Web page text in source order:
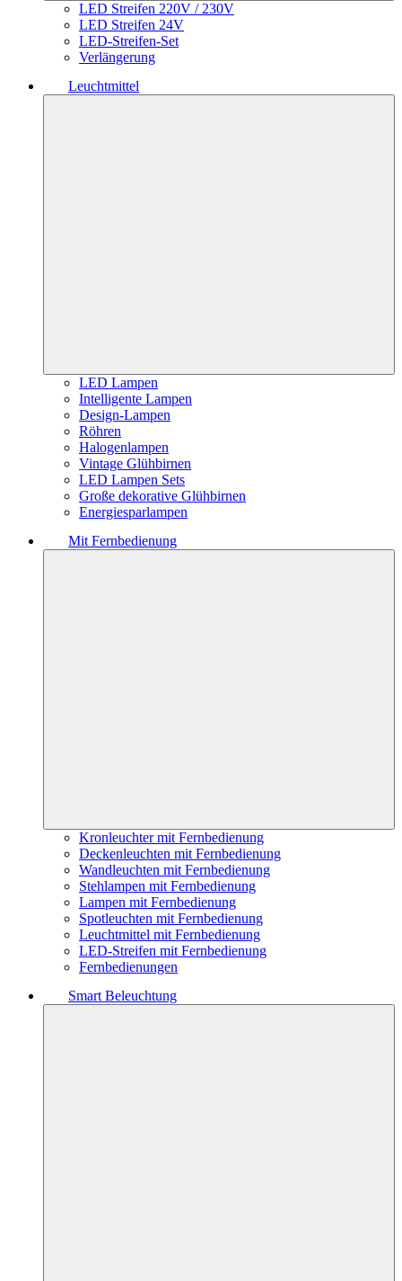
LED Streifen 220V / 230V
LED Streifen 24V
LED-Streifen-Set
Verlängerung
Leuchtmittel
LED Lampen
Intelligente Lampen
Design-Lampen
Röhren
Halogenlampen
Vintage Glühbirnen
LED Lampen Sets
Große dekorative Glühbirnen
Energiesparlampen
Mit Fernbedienung
Kronleuchter mit Fernbedienung
Deckenleuchten mit Fernbedienung
Wandleuchten mit Fernbedienung
Stehlampen mit Fernbedienung
Lampen mit Fernbedienung
Spotleuchten mit Fernbedienung
Leuchtmittel mit Fernbedienung
LED-Streifen mit Fernbedienung
Fernbedienungen
Smart Beleuchtung